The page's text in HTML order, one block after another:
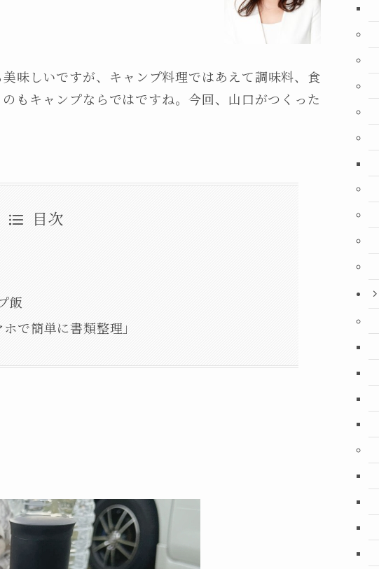
味しいですが、キャンプ料理ではあえて調味料、食
もキャンプならではですね。今回、山口がつくった
目次
飯
で簡単に書類整理」